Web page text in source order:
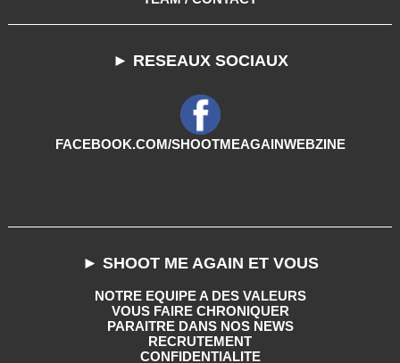
► RESEAUX SOCIAUX
FACEBOOK.COM/SHOOTMEAGAINWEBZINE
► SHOOT ME AGAIN ET VOUS
NOTRE EQUIPE A DES VALEURS
VOUS FAIRE CHRONIQUER
PARAITRE DANS NOS NEWS
RECRUTEMENT
CONFIDENTIALITE